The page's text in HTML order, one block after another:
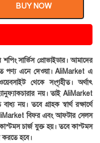
BUY NOW
সার্ভিস প্রোভাইডার। আমাদের
পণ্য এনে দেওয়া। AliMarket এ
ওয়েবসাইট থেকে সংগৃহীত। অর্থাৎ
নয়। তাই AliMarket
নয়। তবে গ্রাহক স্বার্থ রক্ষার্থে
বিফর এবং আফটার সেলস
চার্জ যুক্ত হয়। তবে কাস্টমস
করতে হবে।